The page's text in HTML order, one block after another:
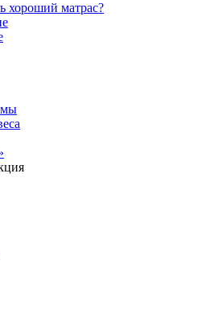
хороший матрас?